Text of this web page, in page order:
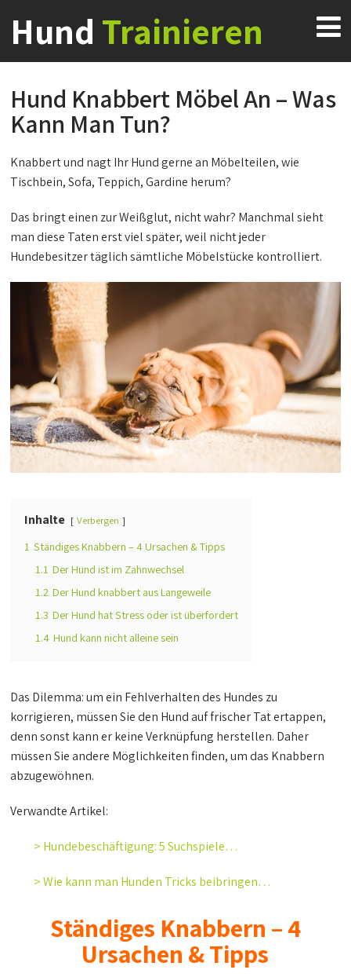
Hund Trainieren
Hund Knabbert Möbel An – Was
Kann Man Tun?
Knabbert und nagt Ihr Hund gerne an Möbelteilen, wie
Tischbein, Sofa, Teppich, Gardine herum?
Das bringt einen zur Weißglut, nicht wahr? Manchmal sieht
man diese Taten erst viel später, weil nicht jeder
Hundebesitzer täglich sämtliche Möbelstücke kontrolliert.
Inhalte Verbergen
1 Ständiges Knabbern – 4 Ursachen & Tipps
1.1 Der Hund ist im Zahnwechsel
1.2 Der Hund knabbert aus Langeweile
1.3 Der Hund hat Stress oder ist überfordert
1.4 Hund kann nicht alleine sein
Das Dilemma: um ein Fehlverhalten des Hundes zu
korrigieren, müssen Sie den Hund auf frischer Tat ertappen,
denn sonst kann er keine Verknüpfung herstellen. Daher
müssen Sie andere Möglichkeiten finden, um das Knabbern
abzugewöhnen.
Verwandte Artikel:
> Hundebeschäftigung: 5 Suchspiele…
> Wie kann man Hunden Tricks beibringen…
Ständiges Knabbern – 4
Ursachen & Tipps